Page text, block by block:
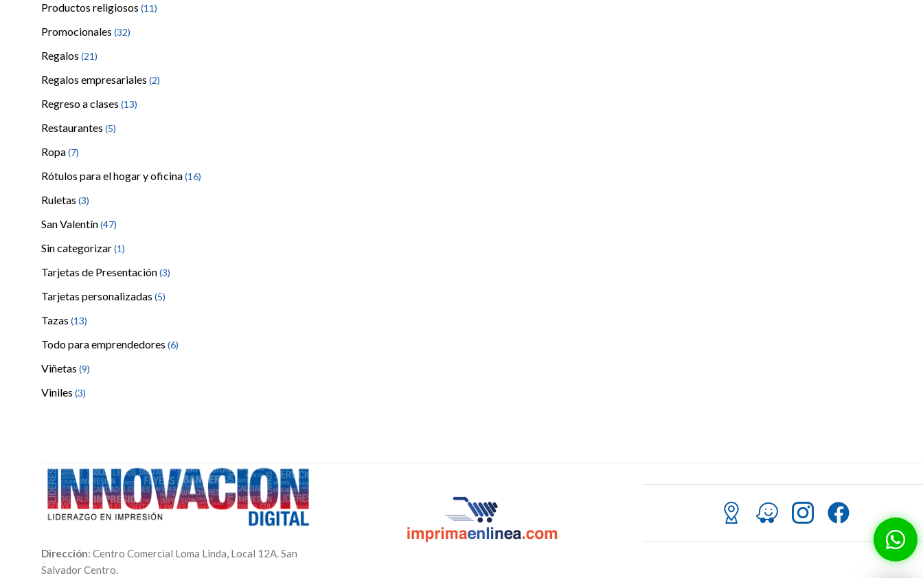
Productos religiosos (11)
Promocionales (32)
Regalos (21)
Regalos empresariales (2)
Regreso a clases (13)
Restaurantes (5)
Ropa(7)
Rótulos para el hogar y oficina(16)
Ruletas (3)
San Valentín(47)
Sin categorizar(1)
Tarjetas de Presentación(3)
Tarjetas personalizadas (5)
Tazas (13)
Todo para emprendedores (6)
Viñetas (9)
Viniles (3)
Dirección: Centro Comercial Loma Linda, Local 12A. San
Salvador Centro.